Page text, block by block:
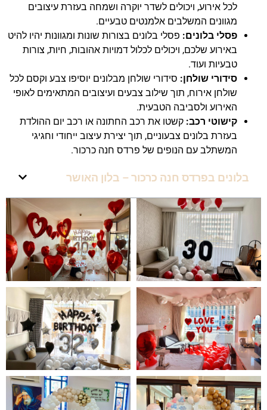
לכל אירוע, ויכולים לשדר יוקרה ושמחה בעזרת עיצובים
מגוונים המשלבים אלמנטים טבעיים.
פסלי בלונים: פסלי בלונים בצורות שונות ומגוונות יהיו להיט
באירוע שלכם, ויכולים לכלול דמויות אהובות, חיות, צורות
טבעיות ועוד.
סידורי שולחן: סידורי שולחן מבלונים יוסיפו צבע וקסם לכל
שולחן אירוח, תוך שילוב צבעים ועיצובים המתאימים לאופי
האירוע ולסביבה הטבעית.
קישוטי רכב: קשטו את רכב החתונה או רכב יום ההולדת
בעזרת בלונים צבעוניים, תוך יצירת עיצוב ייחודי וחגיגי
המשתלב עם הנופים של פרדס חנה כרכור.
בלונים בפרדס חנה כרכור – בלון האושר